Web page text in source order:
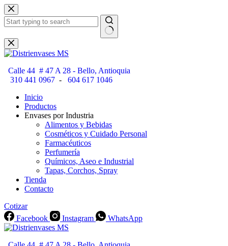
Saltar
al
contenido
Sin
resultados
Calle 44 # 47 A 28 - Bello, Antioquia
310 441 0967 - 604 617 1046
Inicio
Productos
Envases por Industria
Alimentos y Bebidas
Cosméticos y Cuidado Personal
Farmacéuticos
Perfumería
Químicos, Aseo e Industrial
Tapas, Corchos, Spray
Tienda
Contacto
Cotizar
Facebook
Instagram WhatsApp